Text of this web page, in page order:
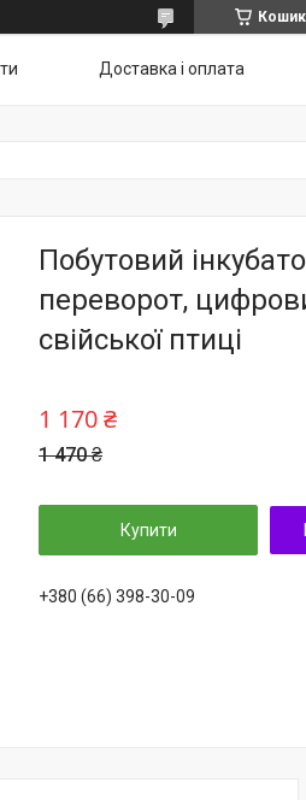
Кошик
Доставка і оплата
Побутовий
переворот,
свійської птиці
1 470 ₴
1 170 ₴
Купити
+380 (66) 398-30-09